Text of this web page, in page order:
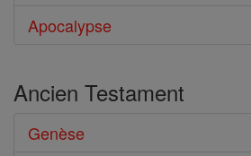
Apocalypse
Ancien Testament
Genèse